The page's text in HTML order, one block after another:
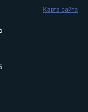
Карта сайта